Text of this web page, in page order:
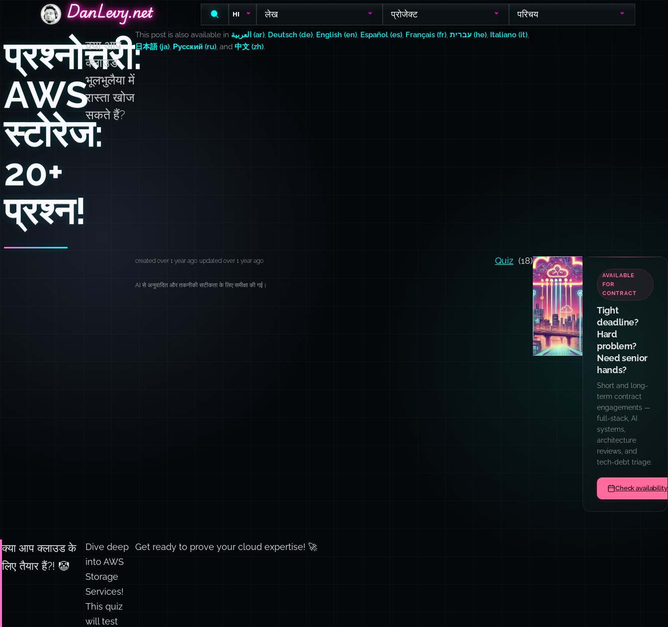
DanLevy.netDanLevy.net
DanLevy.net HI लेख प्रोजेक्ट परिचय
प्रश्नोत्तरी:
AWS
स्टोरेज:
20+
प्रश्न!
क्या आप
क्लाउड
भूलभुलैया में
रास्ता खोज
सकते हैं?
This post is also available in العربية (ar) Deutsch (de) English (en) Español (es) Français (fr) עברית (he) Italiano (it)
日本語 (ja) Русский (ru) , and 中文 (zh).
created over 1 year ago updated over 1 year ago Quiz (18)
AI से अनुवादित और तकनीकी सटीकता के लिए समीक्षा की गई।
AVAILABLE
FOR
CONTRACT
Tight
deadline?
Hard
problem?
Need senior
hands?
Short and long-
term contract
engagements —
full-stack, AI
systems,
architecture
reviews, and
tech-debt triage.
Check availability
क्या आप क्लाउड के
लिए तैयार हैं?! 🤡
Dive deep
into AWS
Storage
Services!
This quiz
will test
Get ready to prove your cloud expertise! 🚀